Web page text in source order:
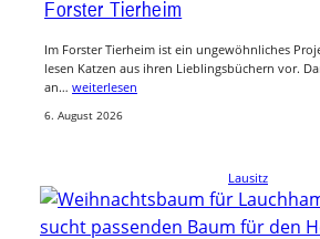
Forster Tierheim
Im Forster Tierheim ist ein ungewöhnliches
lesen Katzen aus ihren Lieblingsbüchern vor.
an… weiterlesen
6. August 2026
Lausitz